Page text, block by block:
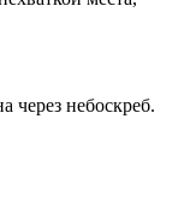
через небоскреб.